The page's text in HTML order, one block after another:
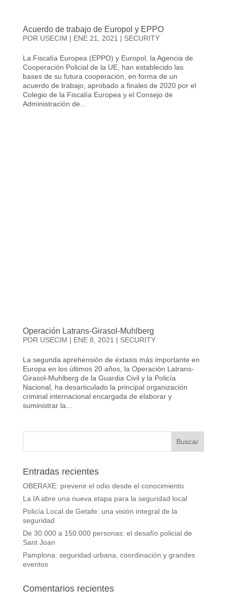
Acuerdo de trabajo de Europol y EPPO
POR USECIM | ENE 21, 2021 | SECURITY
La Fiscalía Europea (EPPO) y Europol, la Agencia de
Cooperación Policial de la UE, han establecido las
bases de su futura cooperación, en forma de un
acuerdo de trabajo, aprobado a finales de 2020 por el
Colegio de la Fiscalía Europea y el Consejo de
Administración de...
Operación Latrans-Girasol-Muhlberg
POR USECIM | ENE 8, 2021 | SECURITY
La segunda aprehensión de éxtasis más importante en
Europa en los últimos 20 años, la Operación Latrans-
Girasol-Muhlberg de la Guardia Civil y la Policía
Nacional, ha desarticulado la principal organización
criminal internacional encargada de elaborar y
suministrar la...
Entradas recientes
OBERAXE: prevenir el odio desde el conocimiento
La IA abre una nueva etapa para la seguridad local
Policía Local de Getafe: una visión integral de la
seguridad
De 30.000 a 150.000 personas: el desafío policial de
Sant Joan
Pamplona: seguridad urbana, coordinación y grandes
eventos
Comentarios recientes